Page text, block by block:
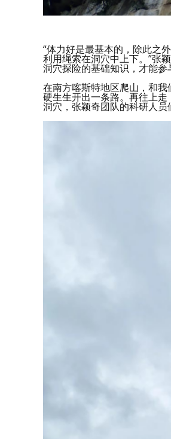
“体力好是最基本的，除此之
利用绳索在洞穴中上下。”张
洞穴探险的基础知识，才能参
在南方喀斯特地区爬山，和
硬生生开出一条路。再往上
洞穴，张颖奇团队的科研人员